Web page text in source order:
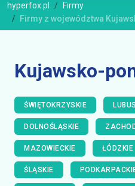
hyperfox.pl
Firmy
Firmy z województwa
Kujawsko-
ŚWIĘTOKRZYSKIE
DOLNOŚLĄSKIE
MAZOWIECKIE ŁÓDZKIE
ŚLĄSKIE